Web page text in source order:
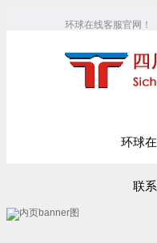
环球在线客服官网！
环球
联